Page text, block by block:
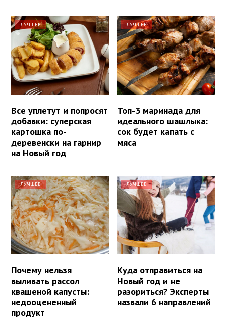
ЛУЧШЕЕ
Все уплетут и попросят
добавки: суперская
картошка по-
деревенски на гарнир
на Новый год
ЛУЧШЕЕ
Топ-3 маринада для
идеального шашлыка:
сок будет капать с
мяса
ЛУЧШЕЕ
Почему нельзя
выливать рассол
квашеной капусты:
недооцененный
продукт
ЛУЧШЕЕ
Куда отправиться на
Новый год и не
разориться? Эксперты
назвали 6 направлений